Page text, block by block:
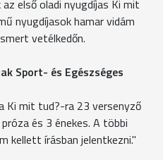
első oladi nyugdíjas Ki mit
nyugdíjasok hamar vidám
vetélkedőn.
Sport- és Egészséges
Ki mit tud?-ra 23 versenyző
és 3 énekes. A többi
kellett írásban jelentkezni."